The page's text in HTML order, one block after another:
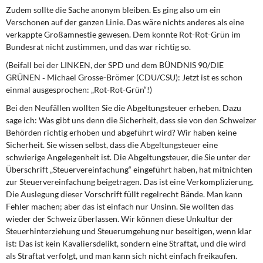
Zudem sollte die Sache anonym bleiben. Es ging also um ein
Verschonen auf der ganzen Linie. Das wäre nichts anderes als eine
verkappte Großamnestie gewesen. Dem konnte Rot-Rot-Grün im
Bundesrat nicht zustimmen, und das war richtig so.
(Beifall bei der LINKEN, der SPD und dem BÜNDNIS 90/DIE
GRÜNEN ‑ Michael Grosse-Brömer (CDU/CSU): Jetzt ist es schon
einmal ausgesprochen: „Rot-Rot-Grün“!)
Bei den Neufällen wollten Sie die Abgeltungsteuer erheben. Dazu
sage ich: Was gibt uns denn die Sicherheit, dass sie von den Schweizer
Behörden richtig erhoben und abgeführt wird? Wir haben keine
Sicherheit. Sie wissen selbst, dass die Abgeltungsteuer eine
schwierige Angelegenheit ist. Die Abgeltungsteuer, die Sie unter der
Überschrift „Steuervereinfachung“ eingeführt haben, hat mitnichten
zur Steuervereinfachung beigetragen. Das ist eine Verkomplizierung.
Die Auslegung dieser Vorschrift füllt regelrecht Bände. Man kann
Fehler machen; aber das ist einfach nur Unsinn. Sie wollten das
wieder der Schweiz überlassen. Wir können diese Unkultur der
Steuerhinterziehung und Steuerumgehung nur beseitigen, wenn klar
ist: Das ist kein Kavaliersdelikt, sondern eine Straftat, und die wird
als Straftat verfolgt, und man kann sich nicht einfach freikaufen.